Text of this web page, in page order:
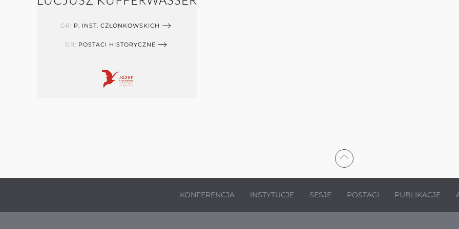
GR: P. INST. CZŁONKOWSKICH
GR: POSTACI HISTORYCZNE
KONFERENCJA INSTYTUCJE SESJE POSTACI PUBLIKACJE